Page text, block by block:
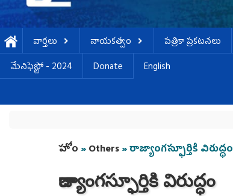
వార్తలు నాయకత్వం పత్రికా ప్రకటనలు
మేనిఫెస్టో - 2024
Donate English
You are here
హోం »Others» రాజ్యాంగస్ఫూర్తికి విరుద్ధం
రాజ్యాంగస్ఫూర్తికి విరుద్ధం